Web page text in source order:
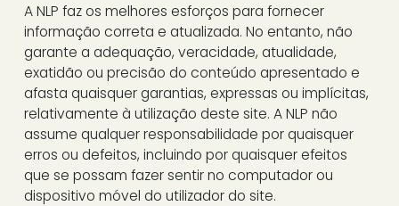
A NLP faz os melhores esforços para fornecer
informação correta e atualizada. No entanto, não
garante a adequação, veracidade, atualidade,
exatidão ou precisão do conteúdo apresentado e
afasta quaisquer garantias, expressas ou implícitas,
relativamente à utilização deste site. A NLP não
assume qualquer responsabilidade por quaisquer
erros ou defeitos, incluindo por quaisquer efeitos
que se possam fazer sentir no computador ou
dispositivo móvel do utilizador do site.